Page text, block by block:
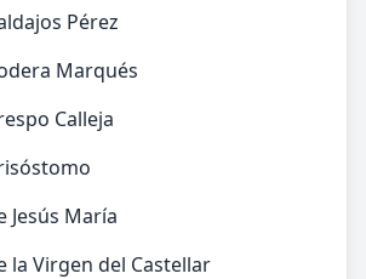
Pérez
Marqués
Calleja
Jesús María
la Virgen del Castellar